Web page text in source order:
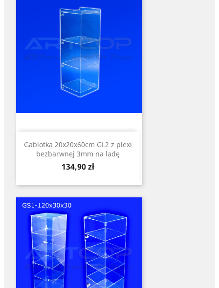
Gablotka 20x20x60cm GL2 z plexi
bezbarwnej 3mm na ladę
Cena
134,90 zł